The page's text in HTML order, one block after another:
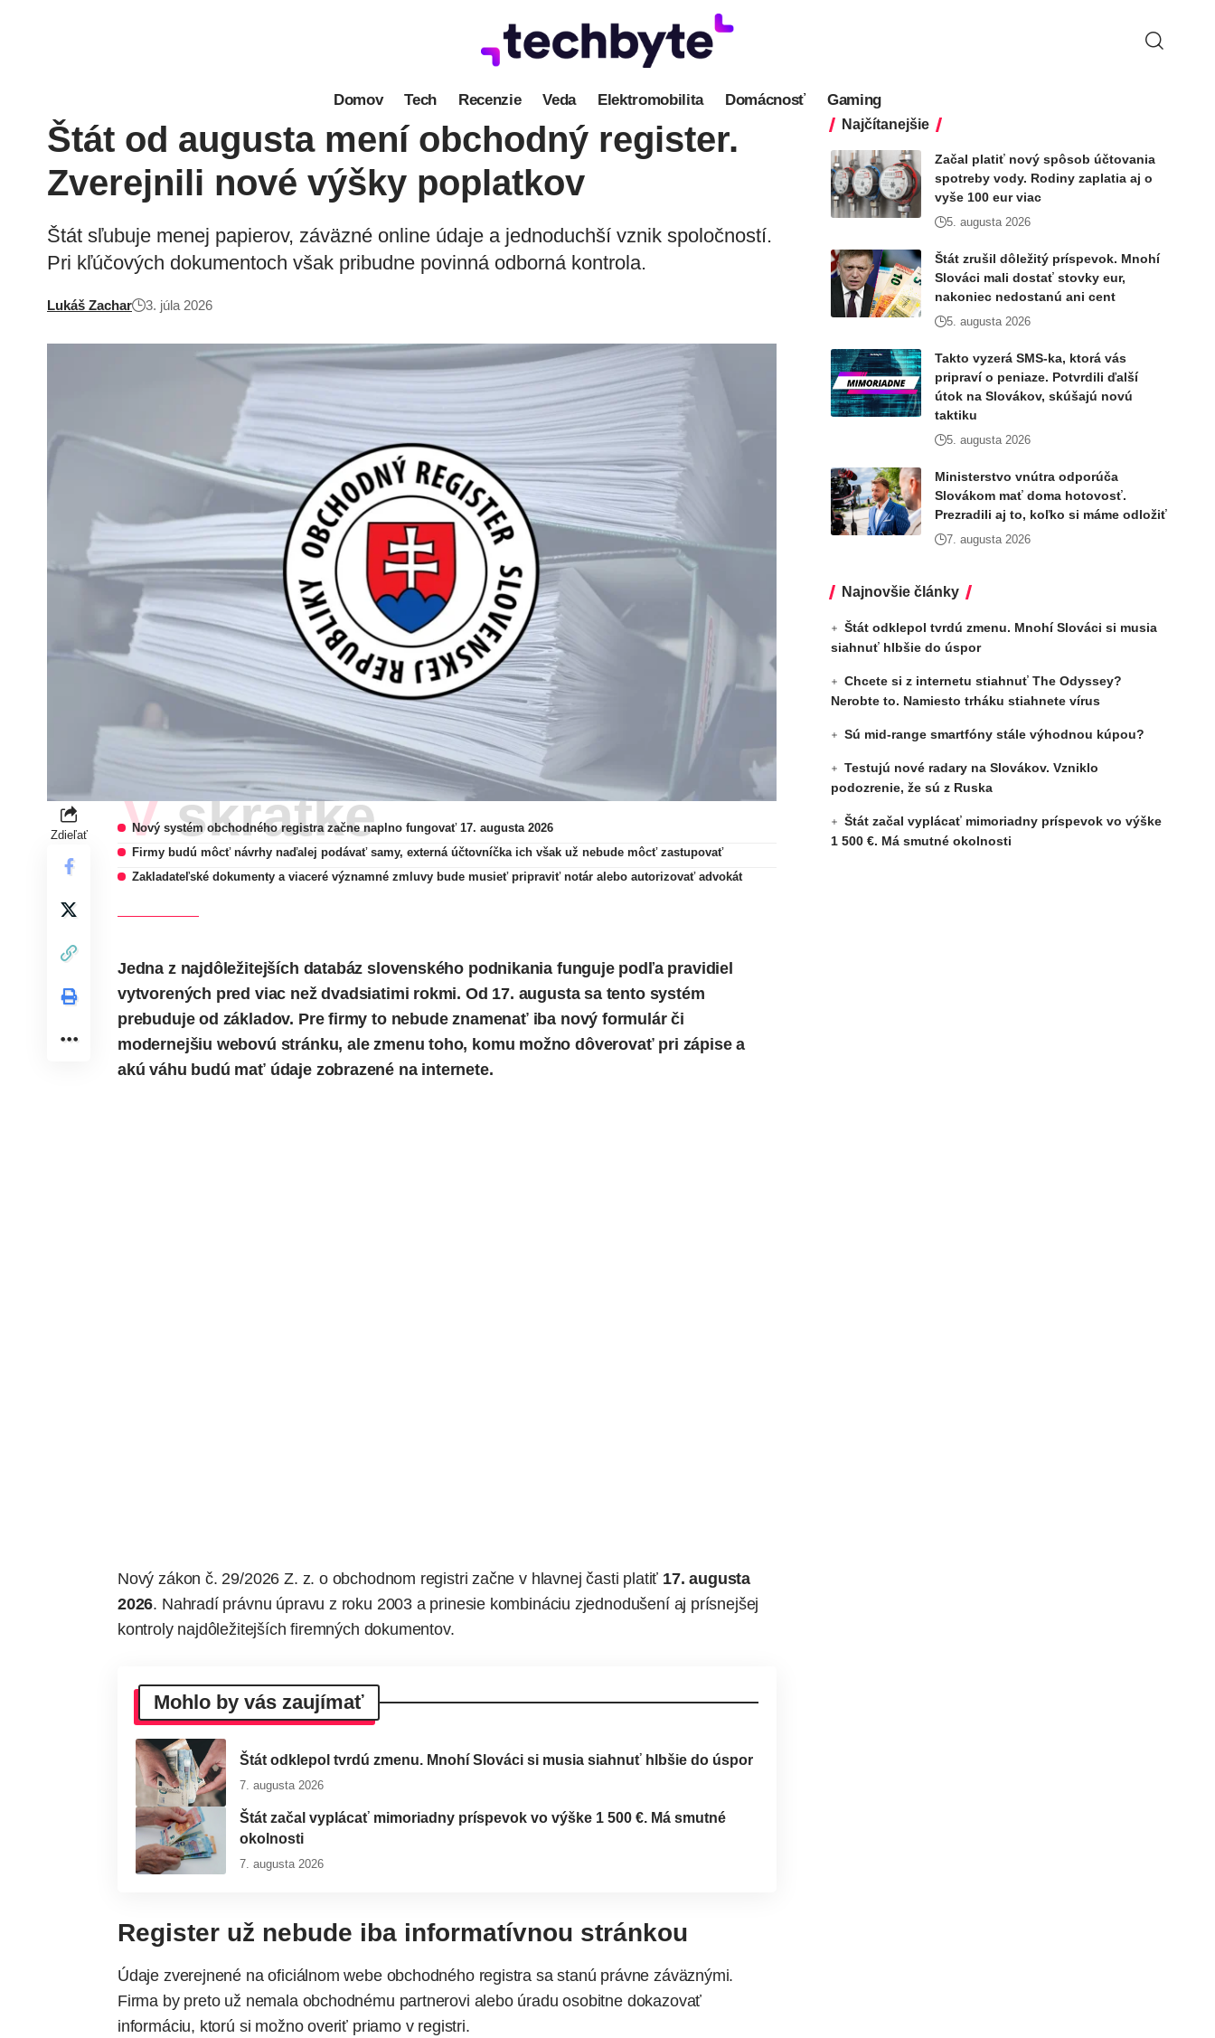
Domov Tech Recenzie Veda Elektromobilita Domácnosť Gaming
Štát od augusta mení obchodný register.
Zverejnili nové výšky poplatkov
Štát sľubuje menej papierov, záväzné online údaje a jednoduchší vznik spoločností.
Pri kľúčových dokumentoch však pribudne povinná odborná kontrola.
Lukáš Zachar 3. júla 2026
Zdieľať V skratke
Nový systém obchodného registra začne naplno fungovať 17. augusta 2026
Firmy budú môcť návrhy naďalej podávať samy, externá účtovníčka ich však už nebude môcť zastupovať
Zakladateľské dokumenty a viaceré významné zmluvy bude musieť pripraviť notár alebo autorizovať advokát
Jedna z najdôležitejších databáz slovenského podnikania funguje podľa pravidiel
vytvorených pred viac než dvadsiatimi rokmi. Od 17. augusta sa tento systém
prebuduje od základov. Pre firmy to nebude znamenať iba nový formulár či
modernejšiu webovú stránku, ale zmenu toho, komu možno dôverovať pri zápise a
akú váhu budú mať údaje zobrazené na internete.
Nový zákon č. 29/2026 Z. z. o obchodnom registri začne v hlavnej časti platiť 17. augusta
2026. Nahradí právnu úpravu z roku 2003 a prinesie kombináciu zjednodušení aj prísnejšej
kontroly najdôležitejších firemných dokumentov.
Mohlo by vás zaujímať
Štát odklepol tvrdú zmenu. Mnohí Slováci si musia siahnuť hlbšie do úspor
7. augusta 2026
Štát začal vyplácať mimoriadny príspevok vo výške 1 500 €. Má smutné
okolnosti
7. augusta 2026
Register už nebude iba informatívnou stránkou
Údaje zverejnené na oficiálnom webe obchodného registra sa stanú právne záväznými.
Firma by preto už nemala obchodnému partnerovi alebo úradu osobitne dokazovať
informáciu, ktorú si možno overiť priamo v registri.
Najčítanejšie
Začal platiť nový spôsob účtovania
spotreby vody. Rodiny zaplatia aj o
vyše 100 eur viac
5. augusta 2026
Štát zrušil dôležitý príspevok. Mnohí
Slováci mali dostať stovky eur,
nakoniec nedostanú ani cent
5. augusta 2026
Takto vyzerá SMS-ka, ktorá vás
pripraví o peniaze. Potvrdili ďalší
útok na Slovákov, skúšajú novú
taktiku
5. augusta 2026
Ministerstvo vnútra odporúča
Slovákom mať doma hotovosť.
Prezradili aj to, koľko si máme odložiť
7. augusta 2026
Najnovšie články
Štát odklepol tvrdú zmenu. Mnohí Slováci si musia
siahnuť hlbšie do úspor
Chcete si z internetu stiahnuť The Odyssey?
Nerobte to. Namiesto trháku stiahnete vírus
Sú mid-range smartfóny stále výhodnou kúpou?
Testujú nové radary na Slovákov. Vzniklo
podozrenie, že sú z Ruska
Štát začal vyplácať mimoriadny príspevok vo výške
1 500 €. Má smutné okolnosti